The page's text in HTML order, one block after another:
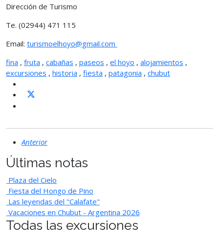
Dirección de Turismo
Te. (02944) 471 115
Email: turismoelhoyo@gmail.com
fina , fruta , cabañas , paseos , el hoyo , alojamientos ,
excursiones , historia , fiesta , patagonia , chubut
Anterior
Últimas notas
Plaza del Cielo
Fiesta del Hongo de Pino
Las leyendas del "Calafate"
Vacaciones en Chubut - Argentina 2026
Todas las excursiones